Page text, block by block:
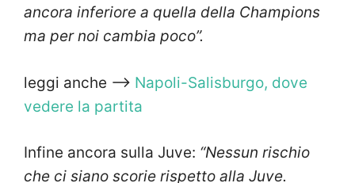
ancora inferiore a quella della Champions
ma per noi cambia poco”.
leggi anche —> Napoli-Salisburgo, dove
vedere la partita
Infine ancora sulla Juve: “Nessun rischio
che ci siano scorie rispetto alla Juve.